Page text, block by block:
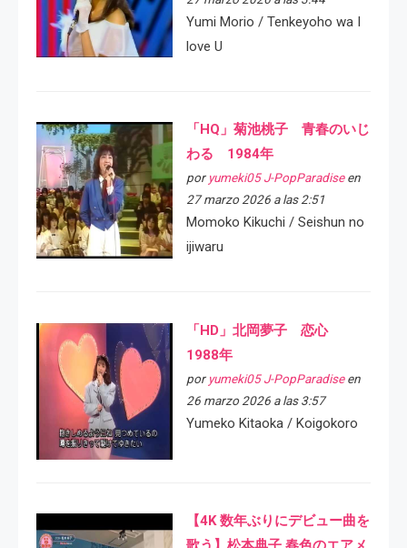
Yumi Morio / Tenkeyoho wa I
love U
「HQ」菊池桃子 青春のいじ
わる 1984年
por yumeki05 J-PopParadiseen
27 marzo 2026 a las 2:51
Momoko Kikuchi / Seishun no
ijiwaru
「HD」北岡夢子 恋心
1988年
por yumeki05 J-PopParadiseen
26 marzo 2026 a las 3:57
Yumeko Kitaoka / Koigokoro
【4K 数年ぶりにデビュー曲を